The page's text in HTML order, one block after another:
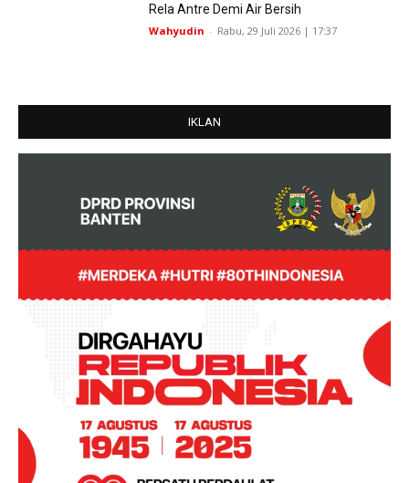
Rela Antre Demi Air Bersih
Wahyudin - Rabu, 29 Juli 2026 | 17:37
IKLAN